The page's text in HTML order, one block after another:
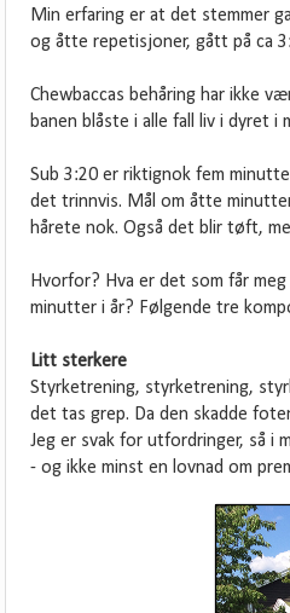
Min erfaring er at det stemmer
og åtte repetisjoner, gått på ca
Chewbaccas behåring har ikke
banen blåste i alle fall liv i dyret i
Sub 3:20 er riktignok fem
det trinnvis. Mål om åtte
hårete nok. Også det blir tøft,
Hvorfor? Hva er det som får
minutter i år? Følgende tre
Litt sterkere
Styrketrening, styrketrening,
det tas grep. Da den skadde
Jeg er svak for utfordringer, så i
- og ikke minst en lovnad om